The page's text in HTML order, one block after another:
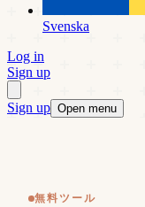
Svenska
Log in
Sign up
Sign up Open menu
無料ツール